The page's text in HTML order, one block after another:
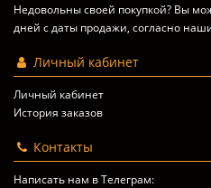
Недовольны своей покупкой? Вы
дней с даты продажи, согласно
Личный кабинет
Личный кабинет
История заказов
Контакты
Написать нам в Телеграм: